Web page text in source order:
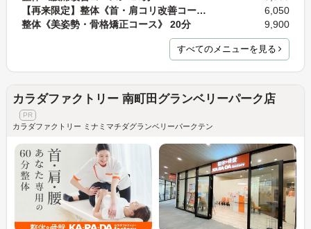
【再来限定】整体《首・肩コリ改善コース》 20分 通…
6,050
整体《美姿勢・骨格矯正コース》 20分
9,900
すべてのメニューを見る
カラダファクトリー 南町田グランベリーパーク店
カラダファクトリー ミナミマチダグランベリーパークテン